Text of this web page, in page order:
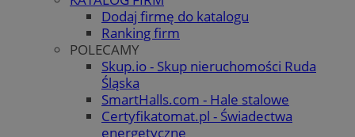
Dodaj firmę do katalogu
Ranking firm
POLECAMY
Skup.io - Skup nieruchomości Ruda
Śląska
SmartHalls.com - Hale stalowe
Certyfikatomat.pl - Świadectwa
energetyczne